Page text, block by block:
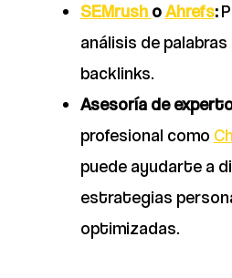
SEMrush oAhrefs:
análisis de palabras
backlinks.
Asesoría de
profesional como
puede ayudarte a
estrategias
optimizadas.